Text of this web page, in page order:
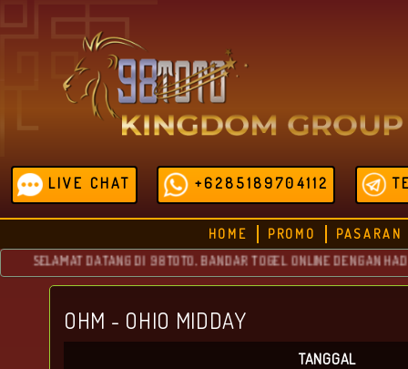
LIVE CHAT +6285189704112
HOME PROMO
PASARAN
SELAMAT DATANG DI 98TOTO, BANDAR TOGEL ONLINE DENGAN
OHM - OHIO MIDDAY
TANGGAL